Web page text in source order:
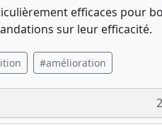
efficaces pour
sur leur efficacité.
#amélioration